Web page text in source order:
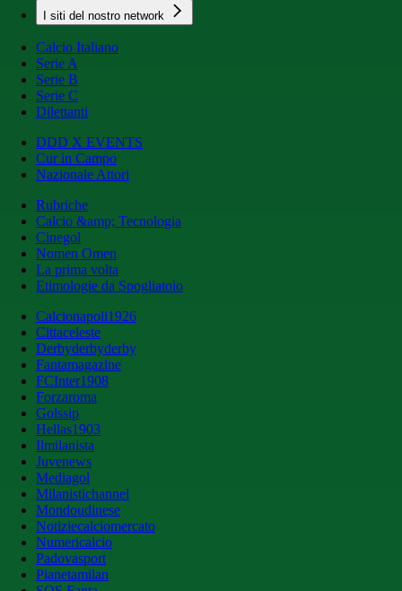
I siti del nostro network
Calcio Italiano
Serie A
Serie B
Serie C
Dilettanti
DDD X EVENTS
Cur in Campo
Nazionale Attori
Rubriche
Calcio &amp; Tecnologia
Cinegol
Nomen Omen
La prima volta
Etimologie da Spogliatoio
Calcionapoli1926
Cittaceleste
Derbyderbyderby
Fantamagazine
FCInter1908
Forzaroma
Golssip
Hellas1903
Ilmilanista
Juvenews
Mediagol
Milanistichannel
Mondoudinese
Notiziecalciomercato
Numericalcio
Padovasport
Pianetamilan